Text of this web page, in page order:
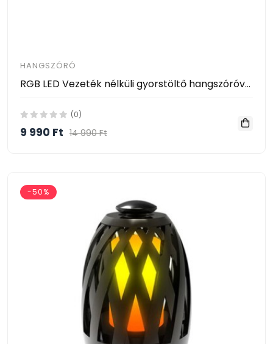
HANGSZÓRÓ
RGB LED Vezeték nélküli gyorstöltő hangszóróval, ébresztőórával 15W A16
(0)
9 990 Ft 14 990 Ft
-50%